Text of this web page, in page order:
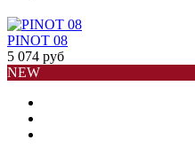
PINOT 08
5 074 руб
NEW